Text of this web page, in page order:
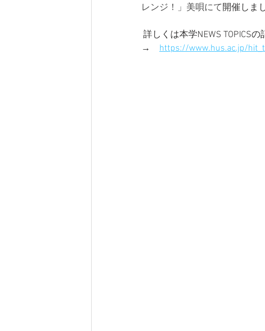
レンジ！」美唄にて開催しま
詳しくは本学NEWS TOPICSの
→ https://www.hus.ac.jp/